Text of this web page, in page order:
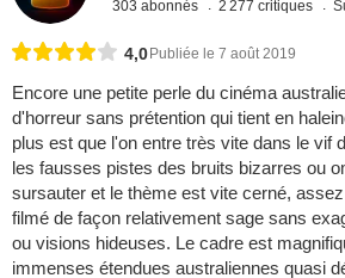
303 abonnés 2 277 critiques
4,0 Publiée le 7 août 2019
Encore une petite perle du cinéma
d'horreur sans prétention qui tient en
plus est que l'on entre très vite dans le vif
les fausses pistes des bruits bizarres ou
sursauter et le thème est vite cerné,
filmé de façon relativement sage sans
ou visions hideuses. Le cadre est
immenses étendues australiennes quasi